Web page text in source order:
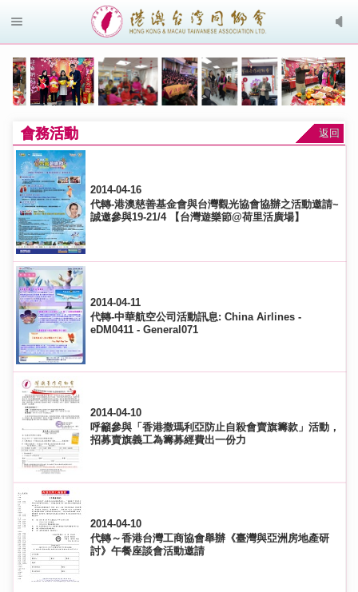
會務活動 返回
2014-04-16
代轉-港澳慈善基金會與台灣觀光協會協辦之活動邀請~
誠邀參與19-21/4 【台灣遊樂節@荷里活廣場】
2014-04-11
代轉-中華航空公司活動訊息: China Airlines -
eDM0411 - General071
2014-04-10
呼籲參與「香港撒瑪利亞防止自殺會賣旗籌款」活動，
招募賣旗義工為籌募經費出一份力
2014-04-10
代轉～香港台灣工商協會舉辦《臺灣與亞洲房地產研
討》午餐座談會活動邀請